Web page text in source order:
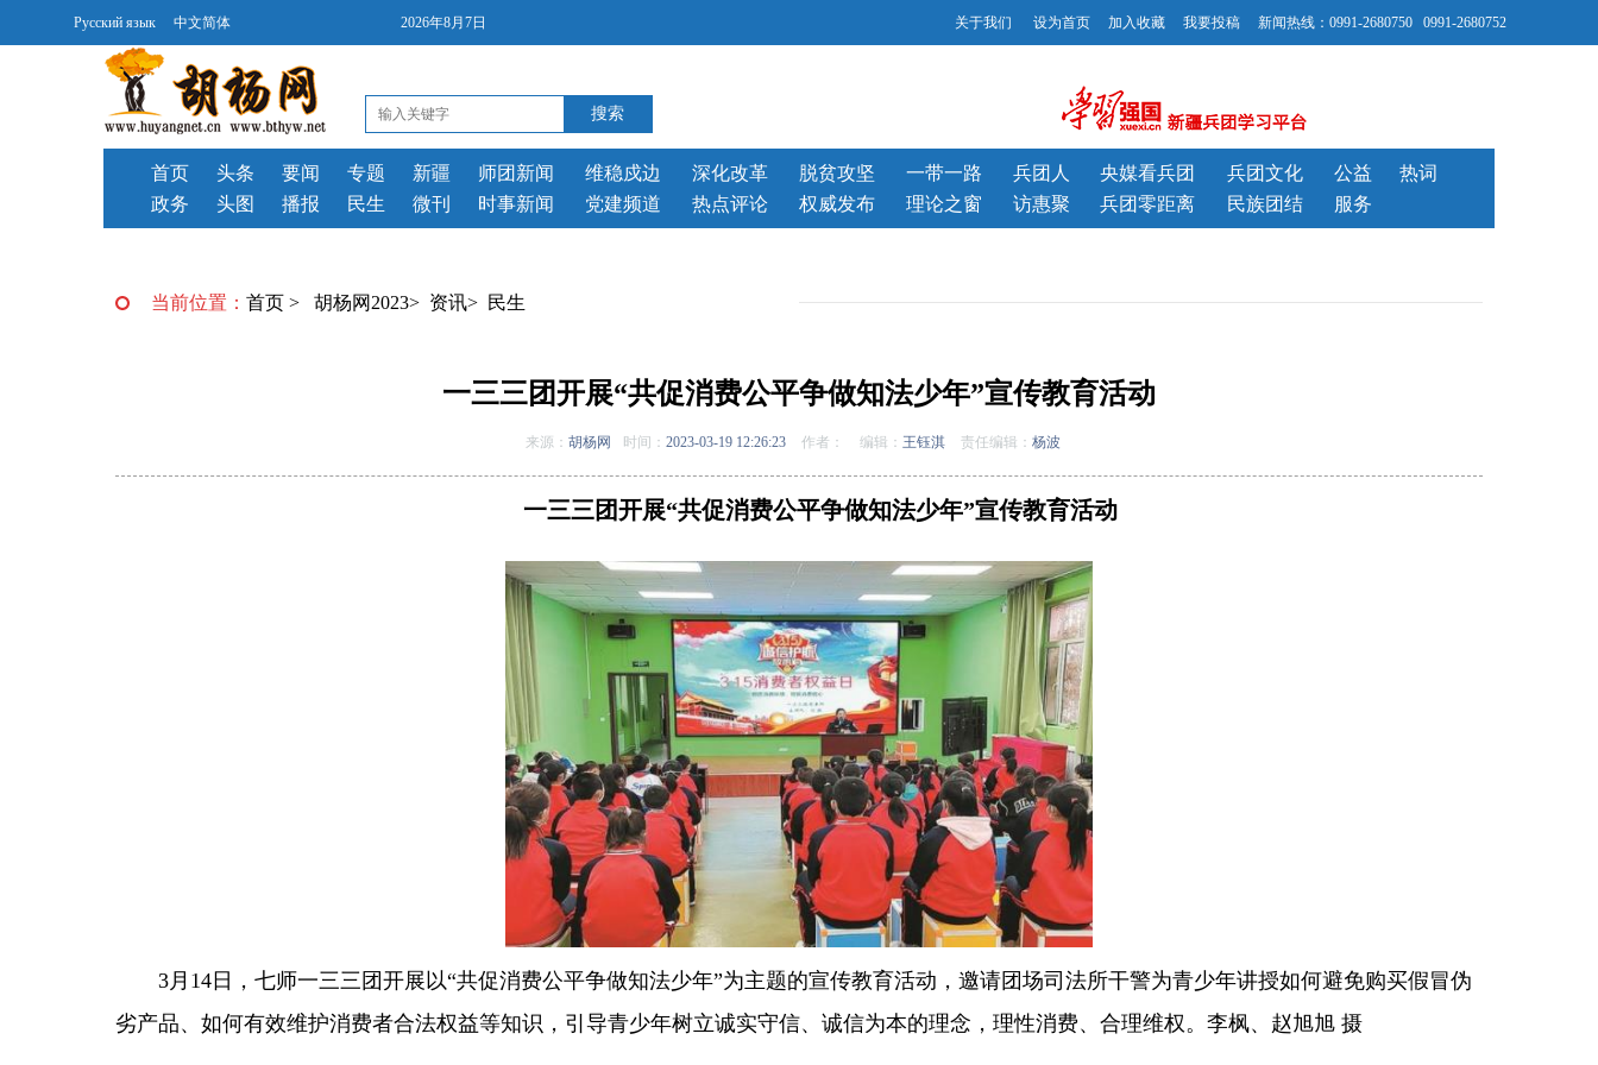
Русский язык 中文简体 2026年8月7日 关于我们 设为首页 加入收藏 我要投稿 新闻热线：0991-2680750 0991-2680752
首页 头条
要闻
政务
头图 播报
专题 新疆
师团新闻
民生
微刊 时事新闻
维稳戍边 深化改革
脱贫攻坚
党建频道
热点评论 权威发布
一带一路 兵团人
央媒看兵团
理论之窗
访惠聚 兵团零距离
兵团文化 公益
热词
民族团结
服务
当前位置： 首页 > 胡杨网2023> 资讯> 民生
一三三团开展“共促消费公平争做知法少年”宣传教育活动
来源： 胡杨网 时间： 2023-03-19 12:26:23 作者： 编辑： 王钰淇 责任编辑： 杨波
一三三团开展“共促消费公平争做知法少年”宣传教育活动
3月14日，七师一三三团开展以“共促消费公平争做知法少年”为主题的宣传教育活动，邀请团场司法所干警为青少年讲授如何避免购买假冒伪
劣产品、如何有效维护消费者合法权益等知识，引导青少年树立诚实守信、诚信为本的理念，理性消费、合理维权。李枫、赵旭旭 摄